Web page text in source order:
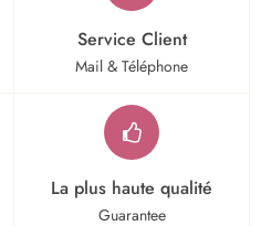
Service Client
Mail & Téléphone
La plus haute qualité
Guarantee